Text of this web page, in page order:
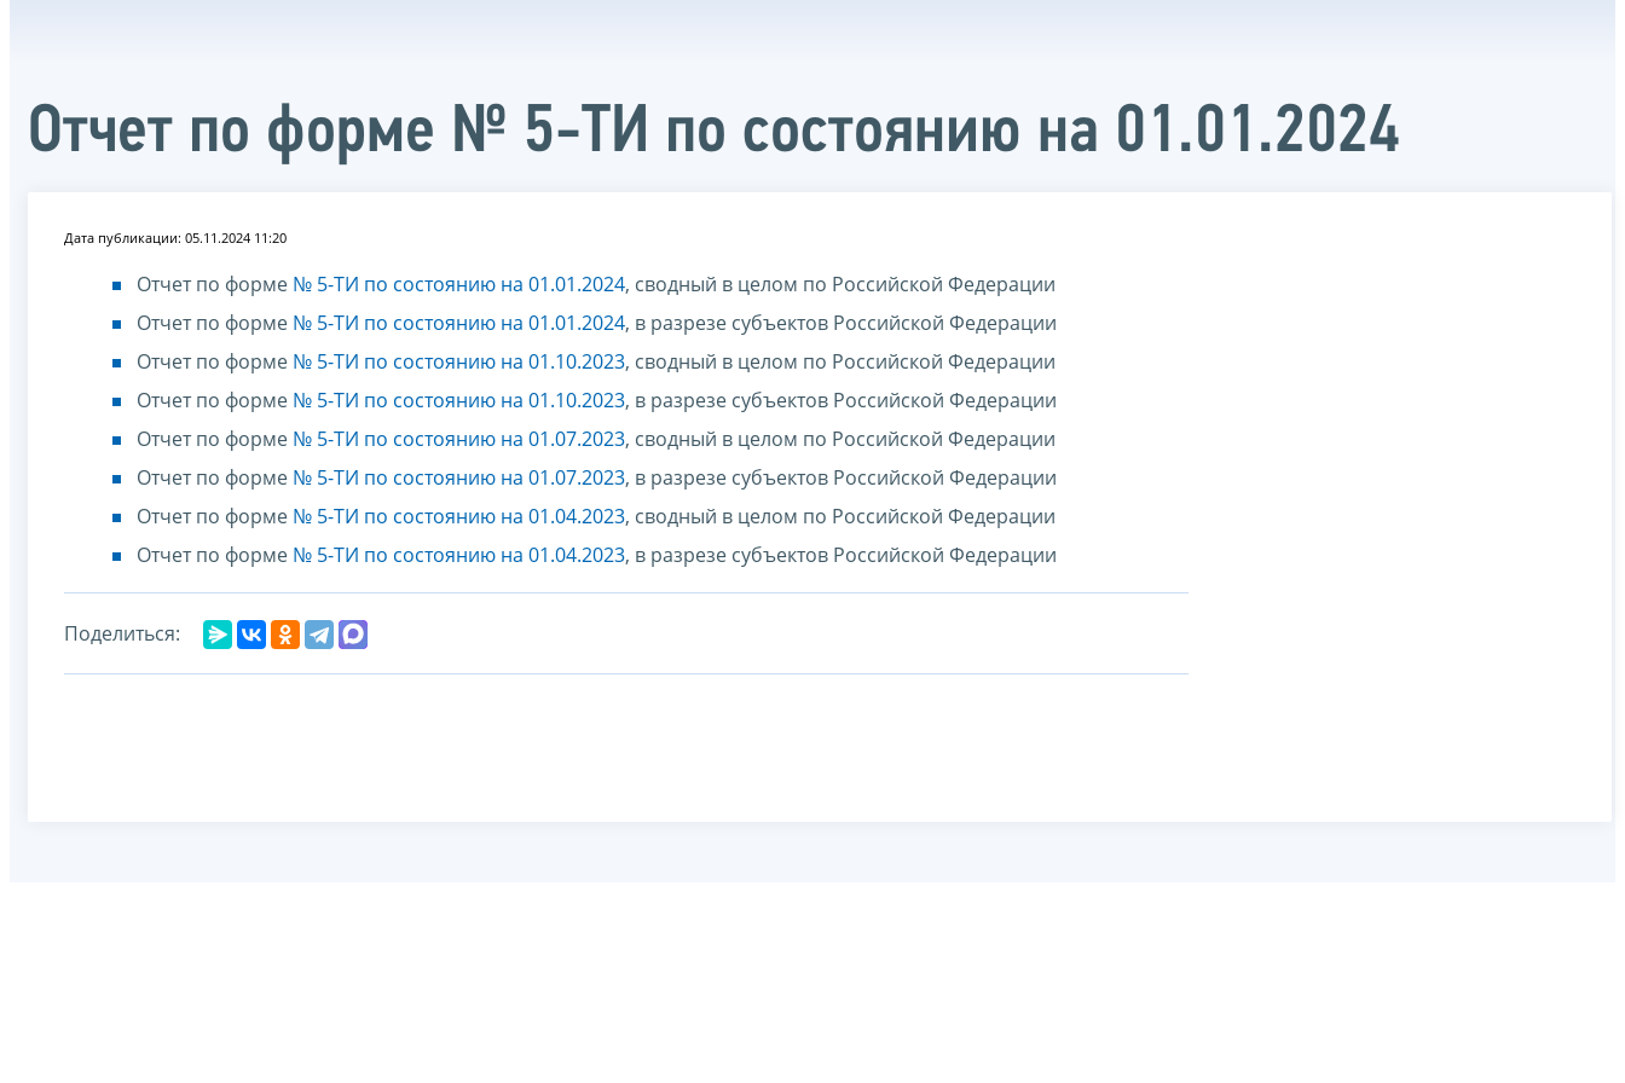
Отчет по форме № 5-ТИ по состоянию на 01.01.2024
Дата публикации: 05.11.2024 11:20
Отчет по форме № 5-ТИ по состоянию на 01.01.2024, сводный в целом по Российской Федерации
Отчет по форме № 5-ТИ по состоянию на 01.01.2024, в разрезе субъектов Российской Федерации
Отчет по форме № 5-ТИ по состоянию на 01.10.2023, сводный в целом по Российской Федерации
Отчет по форме № 5-ТИ по состоянию на 01.10.2023, в разрезе субъектов Российской Федерации
Отчет по форме № 5-ТИ по состоянию на 01.07.2023, сводный в целом по Российской Федерации
Отчет по форме № 5-ТИ по состоянию на 01.07.2023, в разрезе субъектов Российской Федерации
Отчет по форме № 5-ТИ по состоянию на 01.04.2023, сводный в целом по Российской Федерации
Отчет по форме № 5-ТИ по состоянию на 01.04.2023, в разрезе субъектов Российской Федерации
Поделиться: